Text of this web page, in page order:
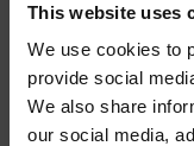
This website uses
We use cookies to
provide social
We also share
our social media,